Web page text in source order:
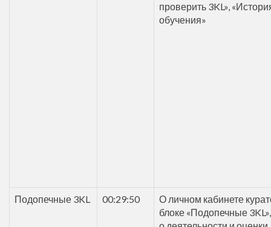
проверить 3KL»,
обучения»
Подопечные 3KL 00:29:50
О личном кабинете
блоке «Подопечные